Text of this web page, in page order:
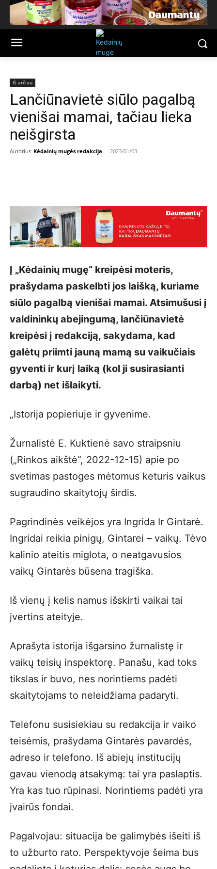
Iš arčiau
Lančiūnavietė siūlo pagalbą
vienišai mamai, tačiau lieka
neišgirsta
Autorius Kėdainių mugės redakcija - 2023/01/03
Į „Kėdainių mugę“ kreipėsi moteris,
prašydama paskelbti jos laišką, kuriame
siūlo pagalbą vienišai mamai. Atsimušusi į
valdininkų abejingumą, lančiūnavietė
kreipėsi į redakciją, sakydama, kad
galėtų priimti jauną mamą su vaikučiais
gyventi ir kurį laiką (kol ji susirasianti
darbą) net išlaikyti.
„Istorija popieriuje ir gyvenime.
Žurnalistė E. Kuktienė savo straipsniu
(„Rinkos aikštė“, 2022-12-15) apie po
svetimas pastoges mėtomus keturis vaikus
sugraudino skaitytojų širdis.
Pagrindinės veikėjos yra Ingrida Ir Gintarė.
Ingridai reikia pinigų, Gintarei – vaikų. Tėvo
kalinio ateitis miglota, o neatgavusios
vaikų Gintarės būsena tragiška.
Iš vienų į kelis namus išskirti vaikai tai
įvertins ateityje.
Aprašyta istorija išgarsino žurnalistę ir
vaikų teisių inspektorę. Panašu, kad toks
tikslas ir buvo, nes norintiems padėti
skaitytojams to neleidžiama padaryti.
Telefonu susisiekiau su redakcija ir vaiko
teisėmis, prašydama Gintarės pavardės,
adreso ir telefono. Iš abiejų institucijų
gavau vienodą atsakymą: tai yra paslaptis.
Yra kas tuo rūpinasi. Norintiems padėti yra
įvairūs fondai.
Pagalvojau: situacija be galimybės išeiti iš
to užburto rato. Perspektyvoje šeima bus